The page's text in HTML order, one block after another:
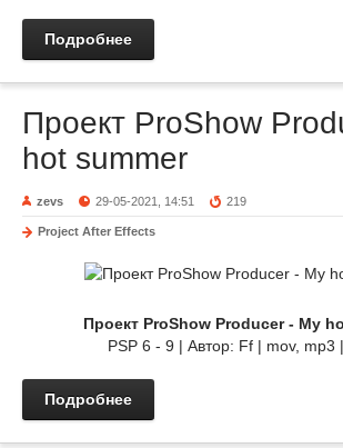
Подробнее
Проект ProShow
hot summer
zevs 29-05-2021, 14:51 219
Project After Effects
Проект ProShow Producer - My
PSP 6 - 9 | Автор: Ff | mov, mp3
Подробнее